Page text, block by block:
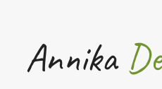
Annika